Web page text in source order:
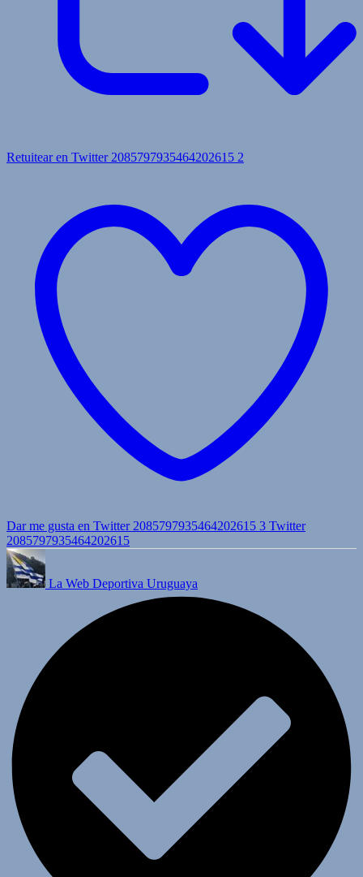
Retuitear en Twitter 2085797935464202615 2
Dar me gusta en Twitter 2085797935464202615 3 Twitter
2085797935464202615
La Web Deportiva Uruguaya